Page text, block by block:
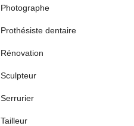
Photographe
Prothésiste dentaire
Rénovation
Sculpteur
Serrurier
Tailleur